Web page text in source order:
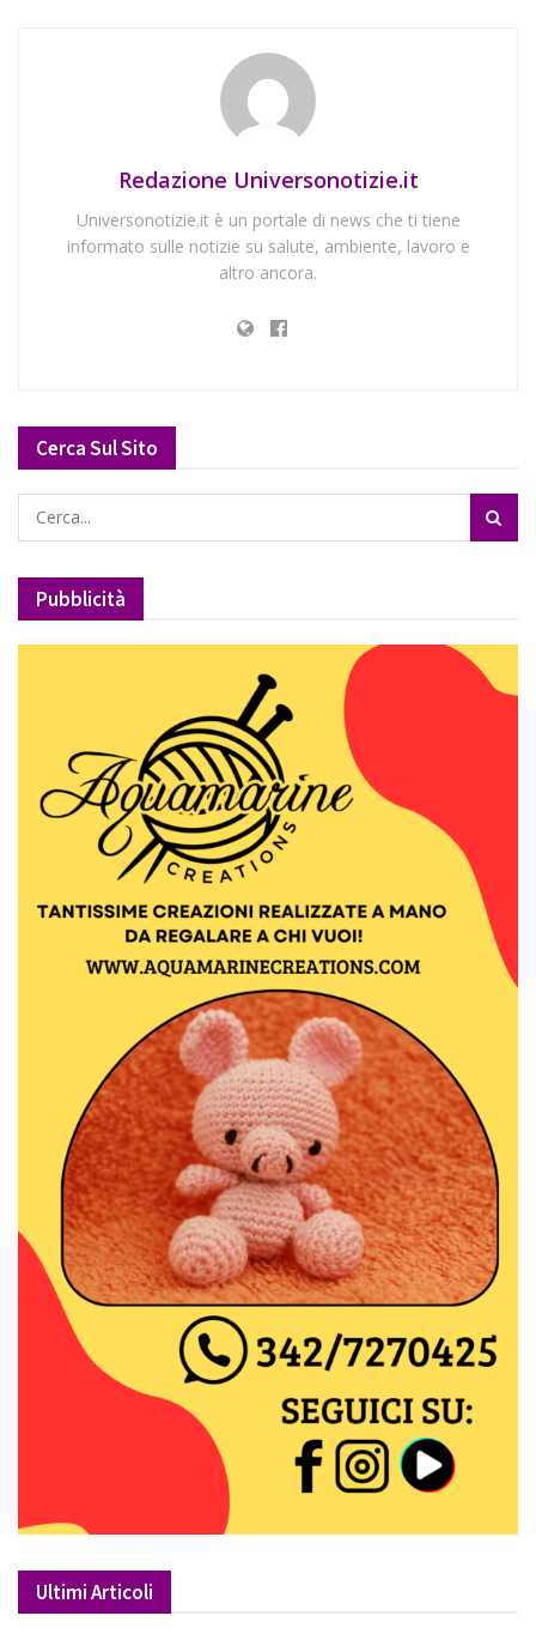
Redazione Universonotizie.it
Universonotizie.it è un portale di news che ti tiene
informato sulle notizie su salute, ambiente, lavoro e
altro ancora.
Cerca Sul Sito
Pubblicità
Ultimi Articoli